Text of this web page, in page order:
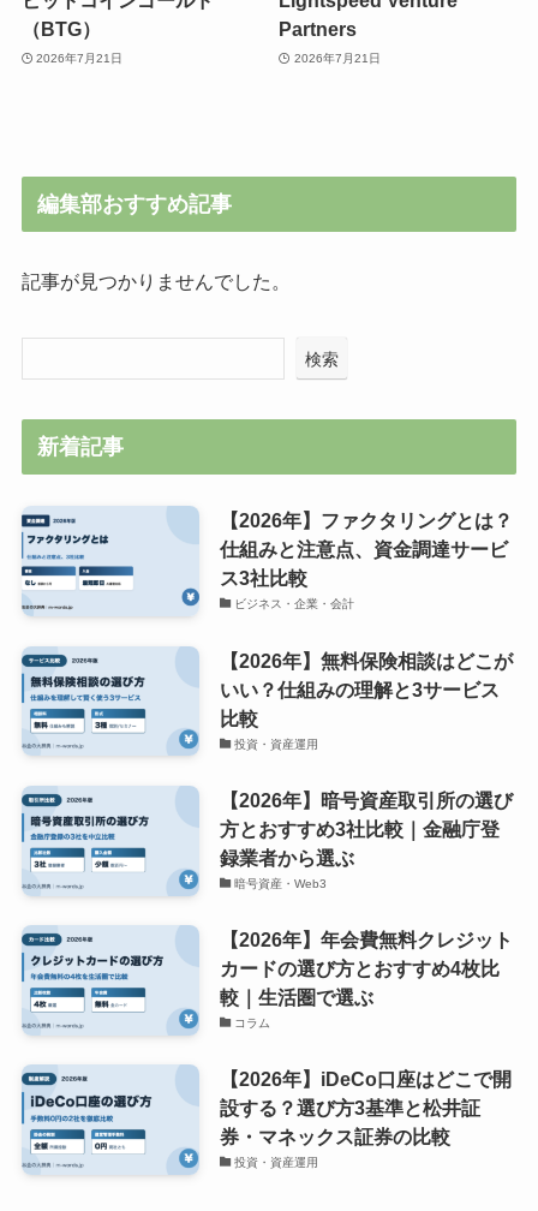
（BTG）
2026年7月21日
Partners
2026年7月21日
編集部おすすめ記事
記事が見つかりませんでした。
検索
新着記事
【2026年】ファクタリングとは？
仕組みと注意点、資金調達サービ
ス3社比較
ビジネス・企業・会計
【2026年】無料保険相談はどこが
いい？仕組みの理解と3サービス
比較
投資・資産運用
【2026年】暗号資産取引所の選び
方とおすすめ3社比較｜金融庁登
録業者から選ぶ
暗号資産・Web3
【2026年】年会費無料クレジット
カードの選び方とおすすめ4枚比
較｜生活圏で選ぶ
コラム
【2026年】iDeCo口座はどこで開
設する？選び方3基準と松井証
券・マネックス証券の比較
投資・資産運用